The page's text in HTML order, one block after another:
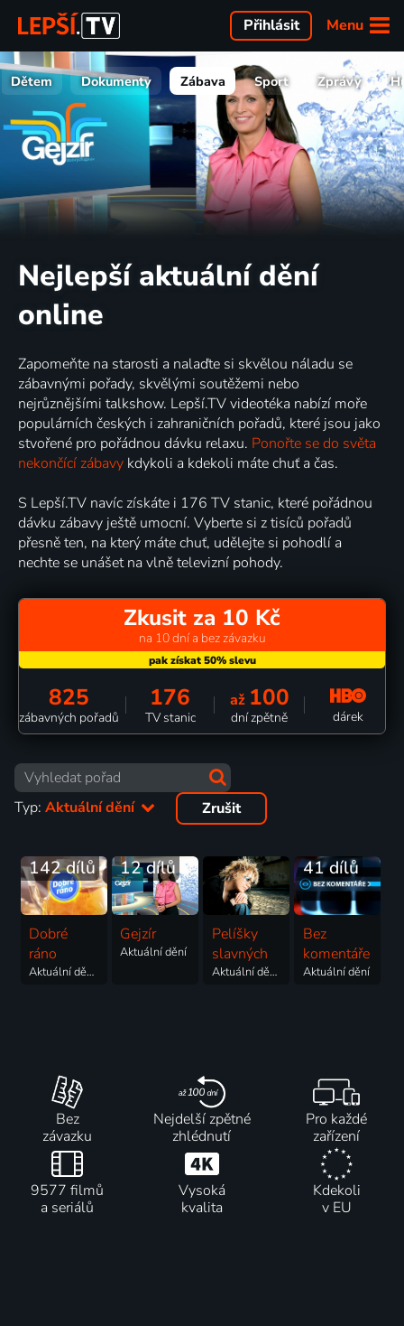
Menu
Přihlásit
Dětem Dokumenty Zábava Sport Zprávy
Nejlepší aktuální dění
online
Zapomeňte na starosti a nalaďte si skvělou náladu se
zábavnými pořady, skvělými soutěžemi nebo
nejrůznějšími talkshow. Lepší.TV videotéka nabízí moře
populárních českých i zahraničních pořadů, které jsou jako
stvořené pro pořádnou dávku relaxu. Ponořte se do světa
nekončící zábavy kdykoli a kdekoli máte chuť a čas.
S Lepší.TV navíc získáte i 176 TV stanic, které pořádnou
dávku zábavy ještě umocní. Vyberte si z tisíců pořadů
přesně ten, na který máte chuť, udělejte si pohodlí a
nechte se unášet na vlně televizní pohody.
Zkusit za 10 Kč
na 10 dní a bez závazku
825
zábavných pořadů
176
TV stanic
až 100
dní zpětně dárek
Typ: Aktuální dění Zrušit
142 dílů
Dobré
ráno
Aktuální dění, Talk Show
12 dílů
Gejzír
Aktuální dění
Pelíšky
slavných
Aktuální dění, Zájmy
41 dílů
Bez
komentáře
Aktuální dění
Bez
závazku
Nejdelší zpětné
zhlédnutí
Pro každé
zařízení
9577 filmů
a seriálů
Vysoká
kvalita
Kdekoli
v EU